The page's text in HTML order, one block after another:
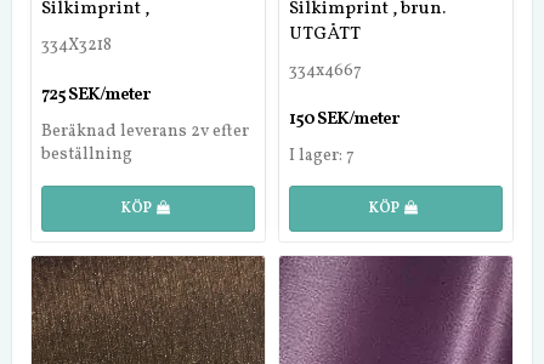
Silkimprint ,
334X3218
725 SEK/meter
Beräknad leverans 2v efter
beställning
KÖP
Silkimprint , brun.
UTGÅTT
334x4667
150 SEK/meter
I lager: 7
KÖP